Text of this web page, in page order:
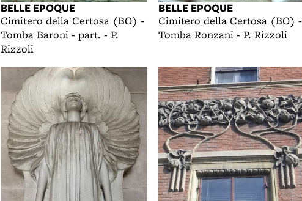
BELLE EPOQUE
Cimitero della Certosa (BO) -
Tomba Baroni - part. - P.
Rizzoli
BELLE EPOQUE
Cimitero della Certosa (BO) -
Tomba Ronzani - P. Rizzoli